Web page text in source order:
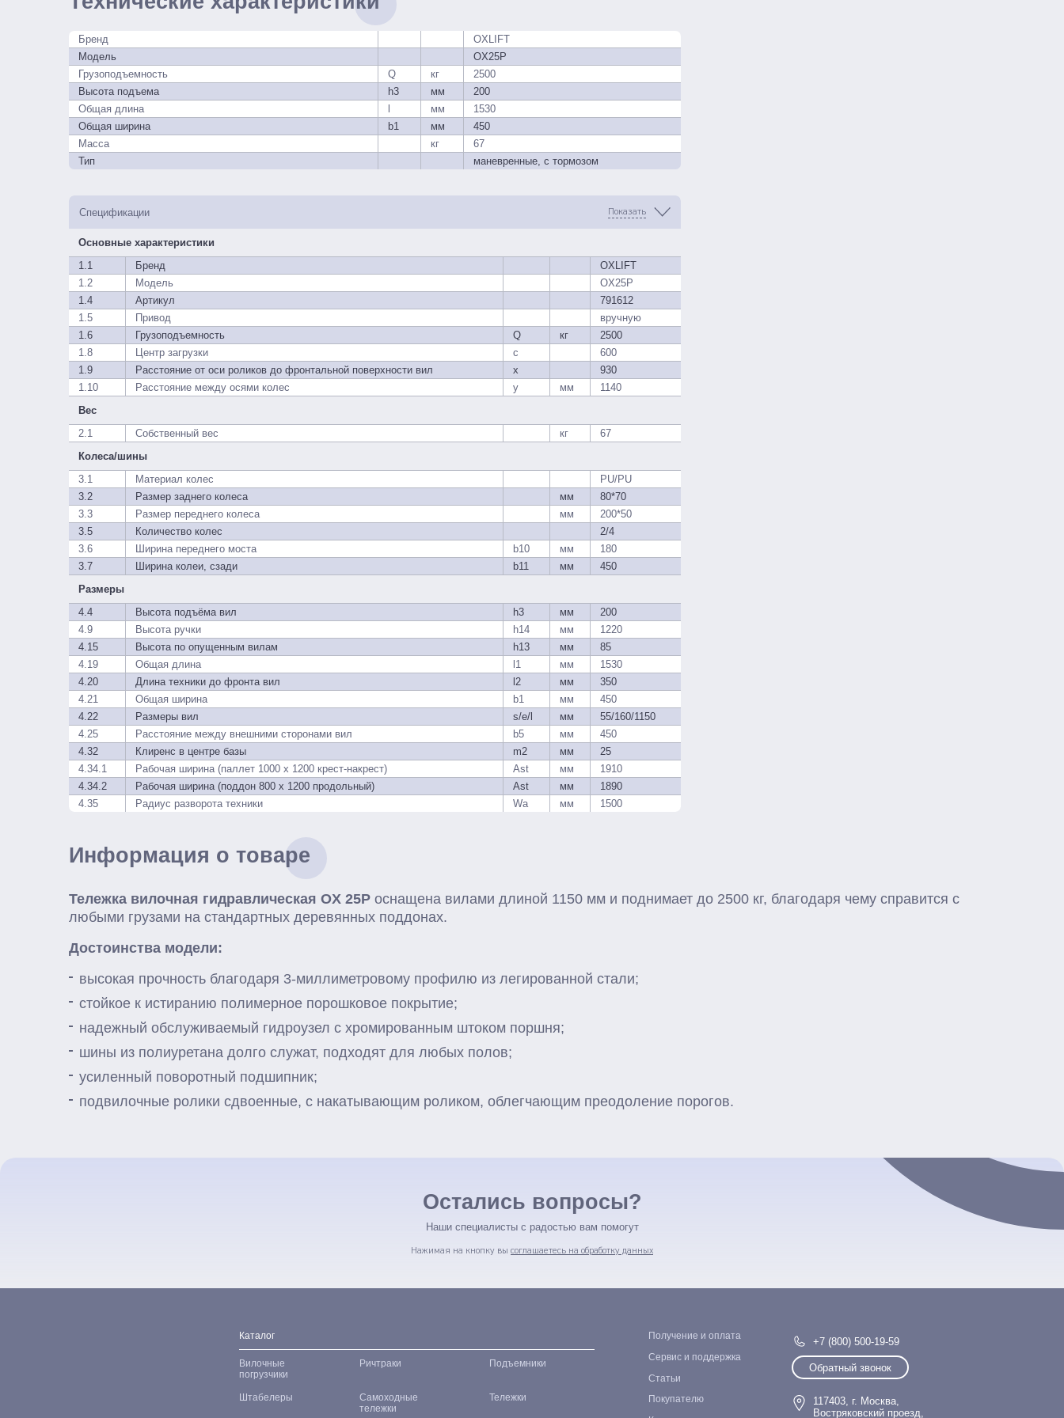
Бренд
OXLIFT
Модель
OX25P
Грузоподъемность
Q кг
2500
Высота подъема
h3 мм
200
Общая длина
мм
1530
Общая ширина
b1 мм
450
Масса
кг
67
Тип
маневренные, с тормозом
Спецификации Показать
Основные характеристики
1.1
Бренд
OXLIFT
1.2
Модель
OX25P
1.4
Артикул
791612
1.5
Привод
вручную
1.6
Грузоподъемность Q кг
2500
1.8
Центр загрузки c
600
1.9
Расстояние от оси роликов до фронтальной поверхности вил x
930
1.10
Расстояние между осями колес y мм
1140
Вес
2.1
Собственный вес кг
67
Колеса/шины
3.1
Материал колес
PU/PU
3.2
Размер заднего колеса мм
80*70
3.3
Размер переднего колеса мм
200*50
3.5
Количество колес
2/4
3.6
Ширина переднего моста b10 мм
180
3.7
Ширина колеи, сзади b11 мм
450
Размеры
4.4
Высота подъёма вил h3 мм
200
4.9
Высота ручки h14 мм
1220
4.15
Высота по опущенным вилам h13 мм
85
4.19
Общая длина l1 мм
1530
4.20
Длина техники до фронта вил l2 мм
350
4.21
Общая ширина b1 мм
450
4.22
Размеры вил s/e/l мм
55/160/1150
4.25
Расстояние между внешними сторонами вил b5 мм
450
4.32
Клиренс в центре базы m2 мм
25
4.34.1
Рабочая ширина (паллет 1000 х 1200 крест-накрест) Ast мм
1910
4.34.2
Рабочая ширина (поддон 800 х 1200 продольный) Ast мм
1890
4.35
Радиус разворота техники Wa мм 1500
Информация о товаре
Тележка вилочная гидравлическая OX 25P оснащена вилами длиной 1150 мм и поднимает до 2500 кг, благодаря чему справится с
любыми грузами на стандартных деревянных поддонах.
Достоинства модели:
высокая прочность благодаря 3-миллиметровому профилю из легированной стали;
стойкое к истиранию полимерное порошковое покрытие;
надежный обслуживаемый гидроузел с хромированным штоком поршня;
шины из полиуретана долго служат, подходят для любых полов;
усиленный поворотный подшипник;
подвилочные ролики сдвоенные, с накатывающим роликом, облегчающим преодоление порогов.
Остались вопросы?
Наши специалисты с радостью вам помогут
Нажимая на кнопку вы соглашаетесь на обработку данных
Каталог
Вилочные
погрузчики
Ричтраки Подъемники
Штабелеры
Самоходные
тележки
Тележки
Получение и оплата
Сервис и поддержка
Статьи
Покупателю
+7 (800) 500-19-59
Обратный звонок
117403, г. Москва,
Востряковский проезд,